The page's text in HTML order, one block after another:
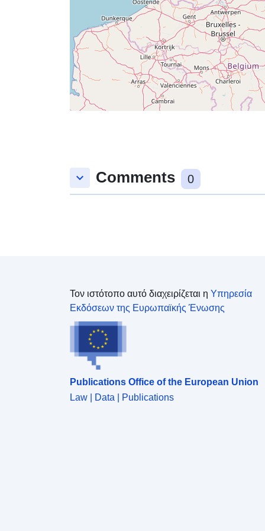
keyboard_arrow_down Comments 0
Τον ιστότοπο αυτό διαχειρίζεται η Υπηρεσία
Εκδόσεων της Ευρωπαϊκής Ένωσης
Publications Office of the European Union
Law | Data | Publications